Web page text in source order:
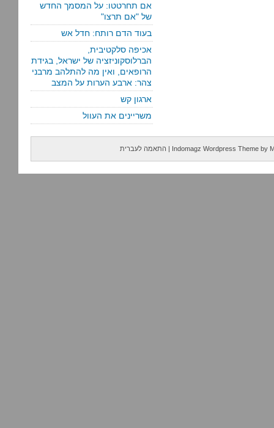
אם תחרטטו: על המסמך החדש
של "אם תרצו"
בעוד הדם רותח: חדל אש
אכיפה סלקטיבית,
הברלוסקוניזציה של ישראל, בגידת
הרופאים, ואין מה להתלהב מרבני
צהר: ארבע הערות על המצב
ארגון קש
משריינים את העוול
Indomagz Wordpress Theme by
| התאמה לעברית